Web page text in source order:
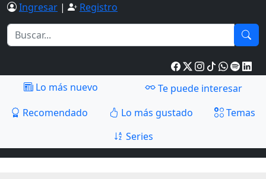
Ingresar | Registro
Lo más nuevo
Te puede interesar
Recomendado
Lo más gustado
Temas
Series